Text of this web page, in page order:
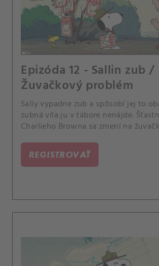
Epizóda 12 - Sallin zub /
Žuvačkový problém
Sally vypadne zub a spôsobí jej to
zubná víla ju v tábore nenájde.
Charlieho Browna sa zmení na
REGISTROVAŤ